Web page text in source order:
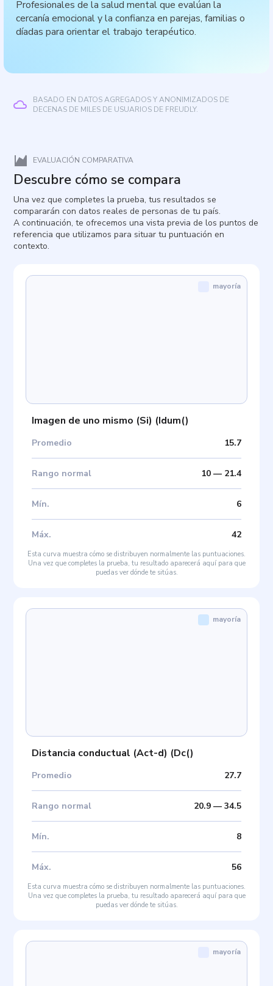
Profesionales de la salud mental que evalúan la
cercanía emocional y la confianza en parejas, familias o
díadas para orientar el trabajo terapéutico.
BASADO EN DATOS AGREGADOS Y ANONIMIZADOS DE
DECENAS DE MILES DE USUARIOS DE FREUDLY.
EVALUACIÓN COMPARATIVA
Descubre cómo se compara
Una vez que completes la prueba, tus resultados se
compararán con datos reales de personas de tu país.
A continuación, te ofrecemos una vista previa de los puntos de
referencia que utilizamos para situar tu puntuación en
contexto.
Imagen de uno mismo (Si) (Idum()
Promedio 15.7
Rango normal 10— 21.4
Mín. 6
Máx. 42
mayoría
Esta curva muestra cómo se distribuyen normalmente las puntuaciones.
Una vez que completes la prueba, tu resultado aparecerá aquí para que
puedas ver dónde te sitúas.
Distancia conductual (Act-d) (Dc()
Promedio 27.7
Rango normal 20.9— 34.5
Mín. 8
Máx. 56
mayoría
Esta curva muestra cómo se distribuyen normalmente las puntuaciones.
Una vez que completes la prueba, tu resultado aparecerá aquí para que
puedas ver dónde te sitúas.
mayoría